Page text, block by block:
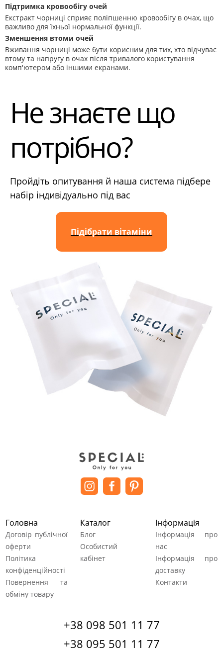
Підтримка кровообігу очей
Екстракт чорниці сприяє поліпшенню кровообігу в очах, що
важливо для їхньої нормальної функції.
Зменшення втоми очей
Вживання чорниці може бути корисним для тих, хто відчуває
втому та напругу в очах після тривалого користування
комп'ютером або іншими екранами.
Не знаєте що
потрібно?
Пройдіть опитування й наша система підбере
набір індивідуально під вас
Підібрати вітаміни
Головна
Договір публічної
оферти
Політика
конфіденційності
Повернення та
обміну товару
Каталог
Блог
Особистий
кабінет
Інформація
Інформація про
нас
Інформація про
доставку
Контакти
+38 098 501 11 77
+38 095 501 11 77